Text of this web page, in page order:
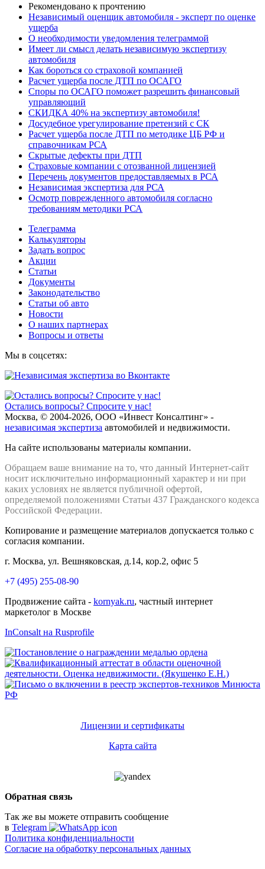
Рекомендовано к прочтению
Независимый оценщик автомобиля - эксперт по оценке
ущерба
О необходимости уведомления телеграммой
Имеет ли смысл делать независимую экспертизу
автомобиля
Как бороться со страховой компанией
Расчет ущерба после ДТП по ОСАГО
Споры по ОСАГО поможет разрешить финансовый
управляющий
СКИДКА 40% на экспертизу автомобиля!
Досудебное урегулирование претензий с СК
Расчет ущерба после ДТП по методике ЦБ РФ и
справочникам РСА
Скрытые дефекты при ДТП
Страховые компании с отозванной лицензией
Перечень документов предоставляемых в РСА
Независимая экспертиза для РСА
Осмотр поврежденного автомобиля согласно
требованиям методики РСА
Телеграмма
Калькуляторы
Задать вопрос
Акции
Статьи
Документы
Законодательство
Статьи об авто
Новости
О наших партнерах
Вопросы и ответы
Мы в соцсетях:
Остались вопросы? Спросите у нас!
Москва, © 2004-2026, ООО «Инвест Консалтинг» -
независимая экспертиза автомобилей и недвижимости.
На сайте использованы материалы компании.
Обращаем ваше внимание на то, что данный Интернет-сайт
носит исключительно информационный характер и ни при
каких условиях не является публичной офертой,
определяемой положениями Статьи 437 Гражданского кодекса
Российской Федерации.
Копирование и размещение материалов допускается только с
согласия компании.
г. Москва, ул. Вешняковская, д.14, кор.2, офис 5
+7 (495) 255-08-90
Продвижение сайта - kornyak.ru, частный интернет
маркетолог в Москве
InConsalt на Rusprofile
Лицензии и сертификаты
Карта сайта
Обратная связь
Так же вы можете отправить сообщение
в Telegram
Политика конфиденциальности
Согласие на обработку персональных данных